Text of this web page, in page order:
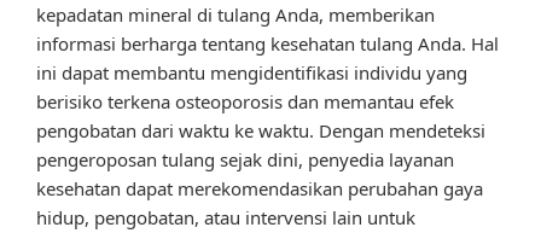
kepadatan mineral di tulang Anda, memberikan
informasi berharga tentang kesehatan tulang Anda. Hal
ini dapat membantu mengidentifikasi individu yang
berisiko terkena osteoporosis dan memantau efek
pengobatan dari waktu ke waktu. Dengan mendeteksi
pengeroposan tulang sejak dini, penyedia layanan
kesehatan dapat merekomendasikan perubahan gaya
hidup, pengobatan, atau intervensi lain untuk